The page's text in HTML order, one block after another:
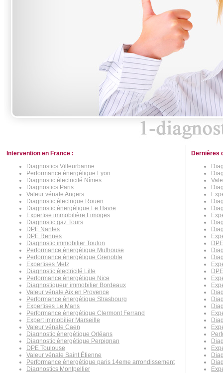
Intervention en France :
Diagnostics Villeurbanne
Performance énergétique Lyon
Diagnostic électricité Nîmes
Diagnostics Paris
Valeur vénale Angers
Diagnostic électrique Rouen
Diagnostic énergétique Le Havre
Expertise immobilière Limoges
Diagnostic gaz Tours
DPE Nantes
DPE Rennes
Diagnostic immobilier Toulon
Performance énergétique Mulhouse
Performance énergétique Grenoble
Expertises Metz
Diagnostic électricité Lille
Performance énergétique Nice
Diagnostiqueur immobilier Bordeaux
Valeur vénale Aix en Provence
Performance énergétique Strasbourg
Expertises Le Mans
Performance énergétique Clermont Ferrand
Expert immobilier Marseille
Valeur vénale Caen
Diagnostic énergétique Orléans
Diagnostic énergétique Perpignan
DPE Toulouse
Valeur vénale Saint Étienne
Performance énergétique paris 14eme arrondissement
Diagnostics Montpellier
Dernières